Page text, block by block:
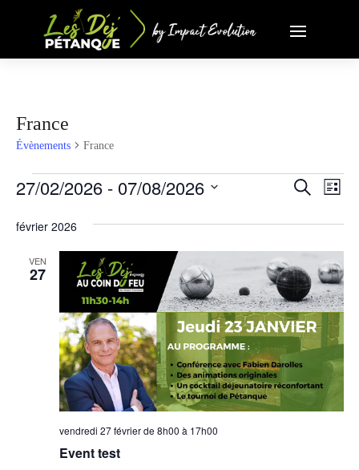
France
Évènements France
Évènements
de
vues
Recherche
Liste
27/02/2026 - 07/08/2026
une
date.
février 2026
VEN
27
Event test
vendredi 27 février de 8h00 à 17h00